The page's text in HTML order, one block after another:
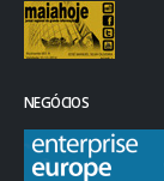
NEGÓCIOS